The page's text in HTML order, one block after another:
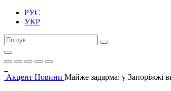
РУС
УКР
Акцент Новини Майже задарма: у Запоріжжі